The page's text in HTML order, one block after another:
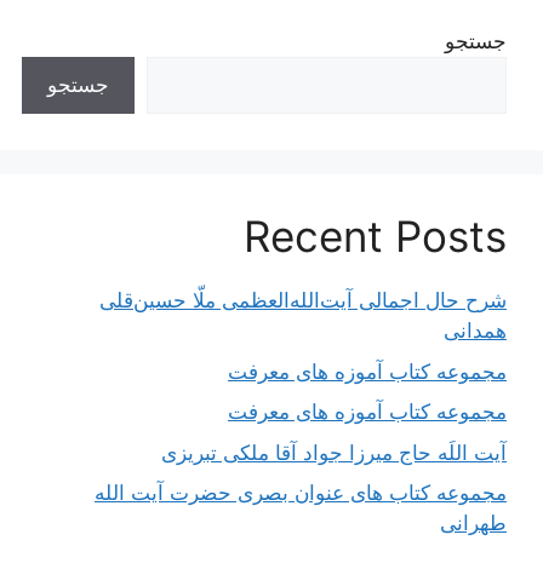
جستجو
جستجو
Recent Posts
شرح حال اجمالی آیت‌الله‌العظمی ملّا حسین‌قلی
همدانی
مجموعه کتاب آموزه های معرفت
مجموعه کتاب آموزه های معرفت
آیت اللَه حاج میرزا جواد آقا ملکی تبریزی
مجموعه کتاب های عنوان بصری حضرت آیت الله
طهرانی